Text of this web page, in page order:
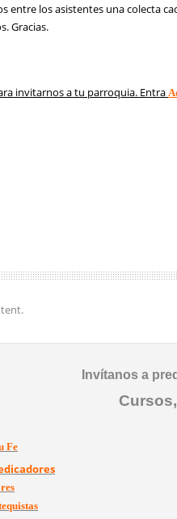
entre los asistentes una colecta
Gracias.
invitarnos a tu parroquia. Entra
Invítanos a
Fe